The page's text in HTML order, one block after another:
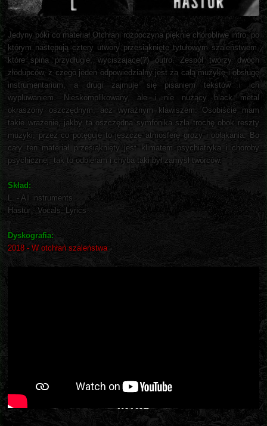
Jedyny póki co materiał Otchłani rozpoczyna pięknie chorobliwe intro, po
którym następują cztery utwory przesiąknięte tytułowym szaleństwem,
które spina przydługie, wyciszające(?) outro. Zespół tworzy dwóch
złodupców, z czego jeden odpowiedzialny jest za całą muzykę i obsługę
instrumentarium, a drugi zajmuje się pisaniem tekstów i ich
wypluwaniem. Nieskomplikowany, ale i nie nużący black metal
okraszony oszczędnym, acz wyraźnym klawiszem. Osobiście mam
takie wrażenie, jakby ta oszczędna symfonika szła trochę obok reszty
muzyki, przez co potęguje to jeszcze atmosferę grozy i obłąkania. Bo
cały ten materiał przesiąknięty jest klimatem psychiatryka i choroby
psychicznej, tak to odbieram i chyba taki był zamysł twórców.
Skład:
L. - All instruments
Hastur - Vocals, Lyrics
Dyskografia:
2018 - W otchłań szaleństwa